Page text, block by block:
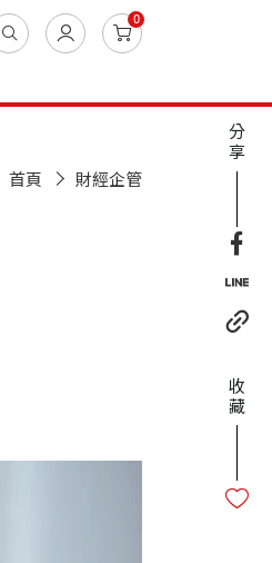
0
首頁 財經企管
分
享
收
藏